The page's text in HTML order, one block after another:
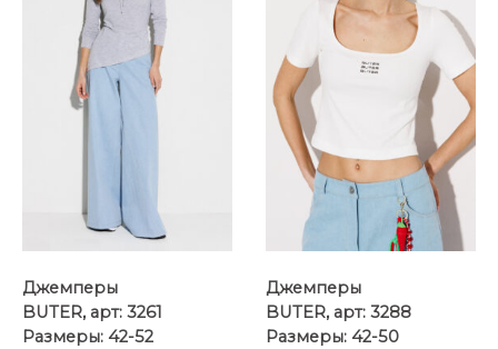
Джемперы
BUTER, арт: 3261
Размеры: 42-52
Джемперы
BUTER, арт: 3288
Размеры: 42-50